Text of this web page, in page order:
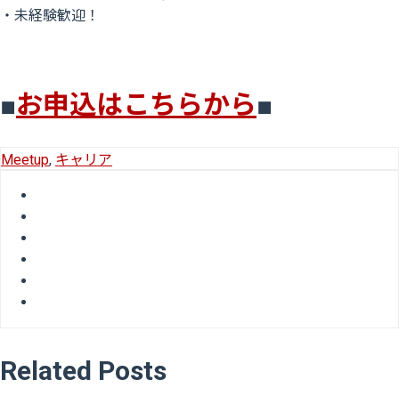
・未経験歓迎！
■お申込はこちらから■
Meetup, キャリア
Related Posts